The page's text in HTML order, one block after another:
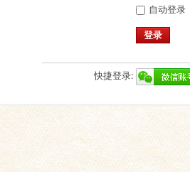
自动登录
登录
快捷登录: